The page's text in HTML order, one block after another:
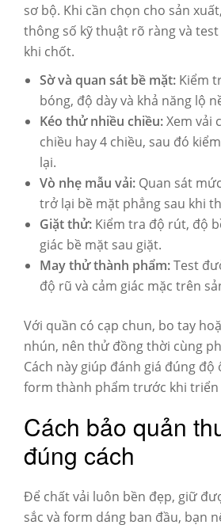
sơ bộ. Khi cần chọn cho sản
thông số kỹ thuật rõ ràng và
khi chốt.
Sờ và quan sát bề mặt: Kiểm
bóng, độ dày và khả năng lộ
Kéo thử nhiều chiều:Xem vải
chiều hay 4 chiều, sau đó
lại.
Vò nhẹ mẫu vải: Quan sát
trở lại bề mặt phẳng sau khi
Giặt thử: Kiểm tra độ rút, độ
giác bề mặt sau giặt.
May thử thành phẩm:Test
độ rũ và cảm giác mặc trên
Với quần có cạp chun, bo tay
nhún, nên thử đồng thời cùng
Cách này giúp đánh giá đúng độ
form thành phẩm trước khi triển
Cách bảo quản
đúng cách
Để chất vải luôn bền đẹp, giữ
sắc và form dáng ban đầu, bạn